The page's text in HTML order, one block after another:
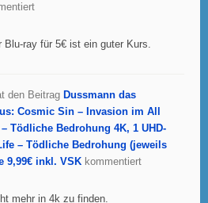
Blu-ray für 5€ ist ein guter Kurs.
den Beitrag Dussmann das
Cosmic Sin – Invasion im All
Tödliche Bedrohung 4K, 1 UHD-
– Tödliche Bedrohung (jeweils
9,99€ inkl. VSK kommentiert
mehr in 4k zu finden.